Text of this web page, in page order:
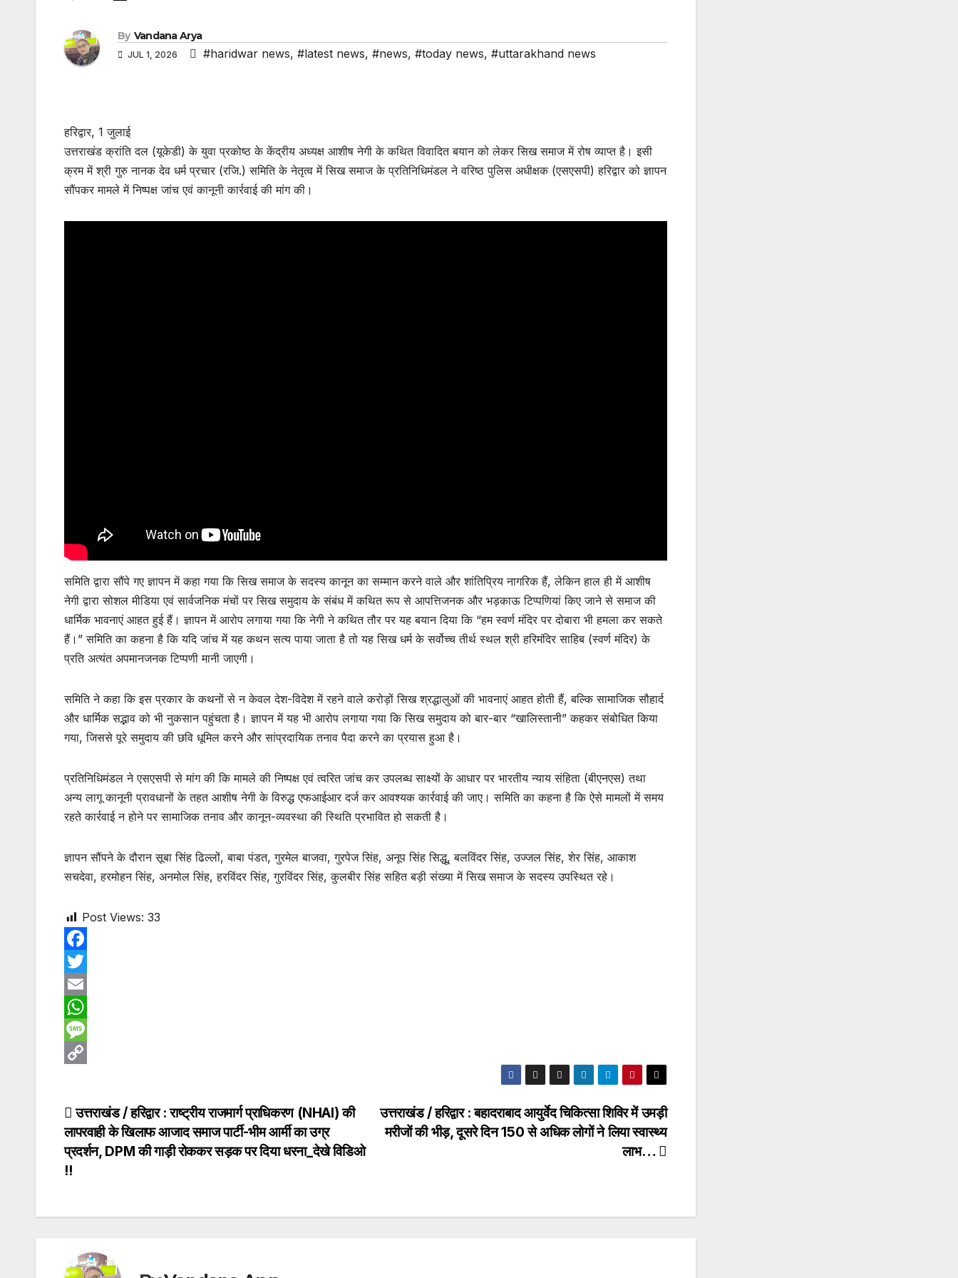
By Vandana Arya
JUL 1, 2026 #haridwar news, #latest news, #news, #today news, #uttarakhand news
हरिद्वार, 1 जुलाई
उत्तराखंड क्रांति दल (यूकेडी) के युवा प्रकोष्ठ के केंद्रीय अध्यक्ष आशीष नेगी के कथित विवादित बयान को लेकर सिख समाज में रोष व्याप्त है। इसी
क्रम में श्री गुरु नानक देव धर्म प्रचार (रजि.) समिति के नेतृत्व में सिख समाज के प्रतिनिधिमंडल ने वरिष्ठ पुलिस अधीक्षक (एसएसपी) हरिद्वार को ज्ञापन
सौंपकर मामले में निष्पक्ष जांच एवं कानूनी कार्रवाई की मांग की।
समिति द्वारा सौंपे गए ज्ञापन में कहा गया कि सिख समाज के सदस्य कानून का सम्मान करने वाले और शांतिप्रिय नागरिक हैं, लेकिन हाल ही में आशीष
नेगी द्वारा सोशल मीडिया एवं सार्वजनिक मंचों पर सिख समुदाय के संबंध में कथित रूप से आपत्तिजनक और भड़काऊ टिप्पणियां किए जाने से समाज की
धार्मिक भावनाएं आहत हुई हैं। ज्ञापन में आरोप लगाया गया कि नेगी ने कथित तौर पर यह बयान दिया कि “हम स्वर्ण मंदिर पर दोबारा भी हमला कर सकते
हैं।” समिति का कहना है कि यदि जांच में यह कथन सत्य पाया जाता है तो यह सिख धर्म के सर्वोच्च तीर्थ स्थल श्री हरिमंदिर साहिब (स्वर्ण मंदिर) के
प्रति अत्यंत अपमानजनक टिप्पणी मानी जाएगी।
समिति ने कहा कि इस प्रकार के कथनों से न केवल देश-विदेश में रहने वाले करोड़ों सिख श्रद्धालुओं की भावनाएं आहत होती हैं, बल्कि सामाजिक सौहार्द
और धार्मिक सद्भाव को भी नुकसान पहुंचता है। ज्ञापन में यह भी आरोप लगाया गया कि सिख समुदाय को बार-बार “खालिस्तानी” कहकर संबोधित किया
गया, जिससे पूरे समुदाय की छवि धूमिल करने और सांप्रदायिक तनाव पैदा करने का प्रयास हुआ है।
प्रतिनिधिमंडल ने एसएसपी से मांग की कि मामले की निष्पक्ष एवं त्वरित जांच कर उपलब्ध साक्ष्यों के आधार पर भारतीय न्याय संहिता (बीएनएस) तथा
अन्य लागू कानूनी प्रावधानों के तहत आशीष नेगी के विरुद्ध एफआईआर दर्ज कर आवश्यक कार्रवाई की जाए। समिति का कहना है कि ऐसे मामलों में समय
रहते कार्रवाई न होने पर सामाजिक तनाव और कानून-व्यवस्था की स्थिति प्रभावित हो सकती है।
ज्ञापन सौंपने के दौरान सूबा सिंह ढिल्लों, बाबा पंडत, गुरमेल बाजवा, गुरपेज सिंह, अनूप सिंह सिद्धू, बलविंदर सिंह, उज्जल सिंह, शेर सिंह, आकाश
सचदेवा, हरमोहन सिंह, अनमोल सिंह, हरविंदर सिंह, गुरविंदर सिंह, कुलबीर सिंह सहित बड़ी संख्या में सिख समाज के सदस्य उपस्थित रहे।
Post Views: 33
F
a
c
e
b
k
T
w
r
E
m
a
W
h
s
A
p
M
s
a
g
p
y
L
Post
navigation
उत्तराखंड / हरिद्वार : बहादराबाद आयुर्वेद चिकित्सा शिविर में उमड़ी
मरीजों की भीड़, दूसरे दिन 150 से अधिक लोगों ने लिया स्वास्थ्य
लाभ…
उत्तराखंड / हरिद्वार : राष्ट्रीय राजमार्ग प्राधिकरण (NHAI) की
लापरवाही के खिलाफ आजाद समाज पार्टी-भीम आर्मी का उग्र
प्रदर्शन, DPM की गाड़ी रोककर सड़क पर दिया धरना_देखे विडिओ
!!